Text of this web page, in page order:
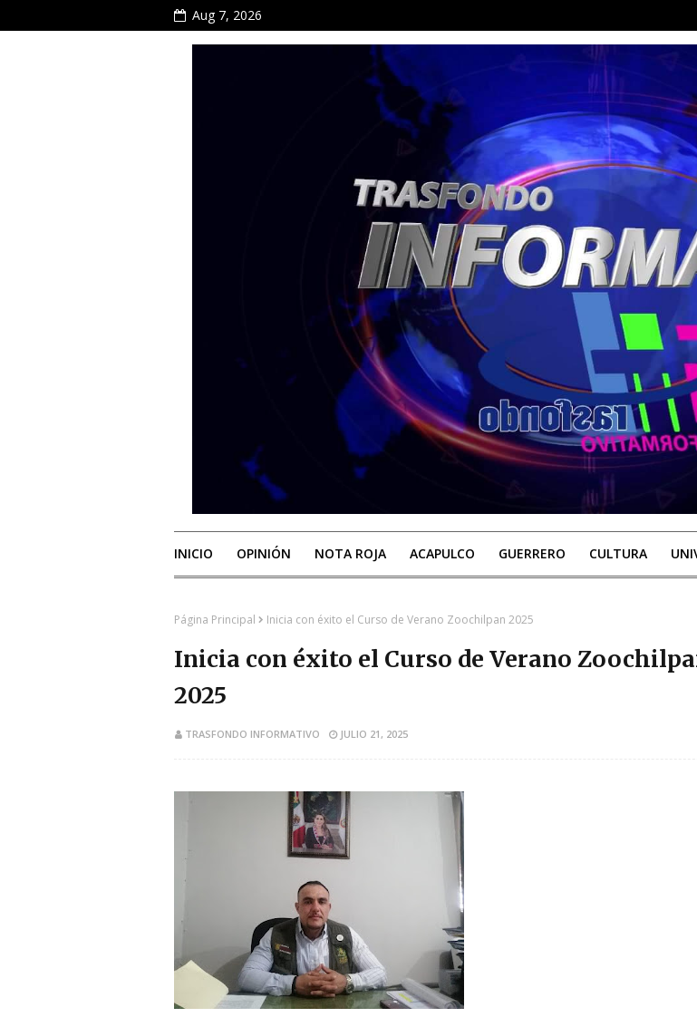
Aug 7, 2026
INICIO OPINIÓN NOTA ROJA ACAPULCO GUERRERO CULTURA
Página Principal Inicia con éxito el Curso de Verano Zoochilpan 2025
Inicia con éxito el Curso de Verano
2025
TRASFONDO INFORMATIVO JULIO 21, 2025